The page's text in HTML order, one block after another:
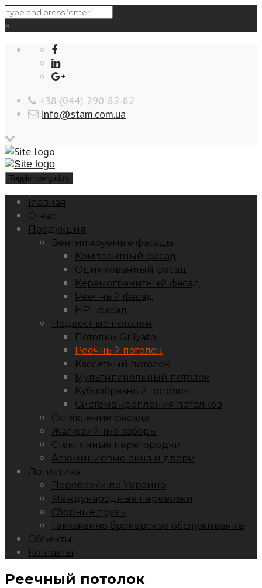
×
‎+38 (044) 290-82-82
info@stam.com.ua
Toggle navigation
Главная
О нас
Продукция
Вентилируемые фасады
Композитный фасад
Оцинкованный фасад
Керамогранитный фасад
Реечный фасад
HPL фасад
Подвесные потолки
Потолки Grilyato
Реечный потолок
Кассетный потолок
Мультипанельный потолок
Кубообразный потолок
Система крепления потолков
Остекление фасада
Жалюзийные заборы
Стеклянные перегородки
Алюминиевые окна и двери
Логистика
Перевозки по Украине
Международные перевозки
Сборные грузы
Таможенно брокерское обслуживание
Объекты
Контакты
Реечный потолок